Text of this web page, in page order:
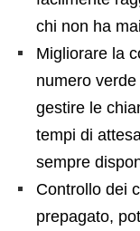
chi non ha
Migliorare la
numero
gestire le
tempi di
sempre
Controllo dei
prepagato,